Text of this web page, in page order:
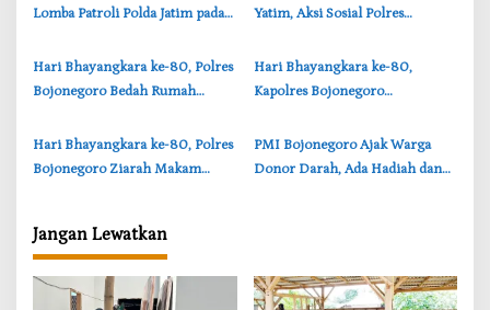
Lomba Patroli Polda Jatim pada
Yatim, Aksi Sosial Polres
Bhayangkara ke-80
‎Hari Bhayangkara ke-80, Polres
Bojonegoro Bedah Rumah
Huni
‎Hari Bhayangkara ke-80,
Kapolres Bojonegoro
Purnawirawan dan Personel
yang Sakit
‎Hari Bhayangkara ke-80, Polres
Bojonegoro Ziarah Makam
‎PMI Bojonegoro Ajak Warga
Donor Darah, Ada Hadiah dan
Jangan Lewatkan